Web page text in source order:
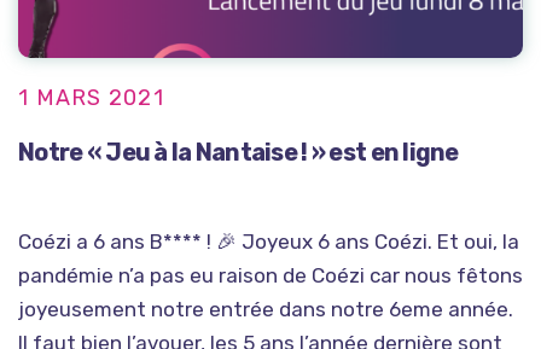
1 MARS 2021
Notre « Jeu à la Nantaise ! » est en ligne
Coézi a 6 ans B**** ! 🎉 Joyeux 6 ans Coézi. Et oui, la
pandémie n’a pas eu raison de Coézi car nous fêtons
joyeusement notre entrée dans notre 6eme année.
Il faut bien l’avouer, les 5 ans l’année dernière sont